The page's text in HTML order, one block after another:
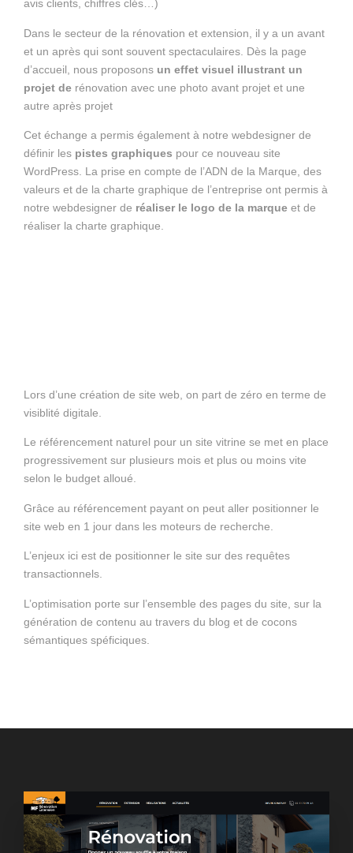
avis clients, chiffres clés…)
Dans le secteur de la rénovation et extension, il y a un avant
et un après qui sont souvent spectaculaires. Dès la page
d’accueil, nous proposons un effet visuel illustrant un
projet de rénovation avec une photo avant projet et une
autre après projet
Cet échange a permis également à notre webdesigner de
définir les pistes graphiques pour ce nouveau site
WordPress. La prise en compte de l’ADN de la Marque, des
valeurs et de la charte graphique de l’entreprise ont permis à
notre webdesigner de réaliser le logo de la marque et de
réaliser la charte graphique.
Lors d’une création de site web, on part de zéro en terme de
visiblité digitale.
Le référencement naturel pour un site vitrine se met en place
progressivement sur plusieurs mois et plus ou moins vite
selon le budget alloué.
Grâce au référencement payant on peut aller positionner le
site web en 1 jour dans les moteurs de recherche.
L’enjeux ici est de positionner le site sur des requêtes
transactionnels.
L’optimisation porte sur l’ensemble des pages du site, sur la
génération de contenu au travers du blog et de cocons
sémantiques spéficiques.